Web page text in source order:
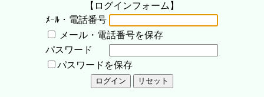
【ログインフォーム】
ﾒｰﾙ・電話番号
メール・電話番号を保存
パスワード
パスワードを保存